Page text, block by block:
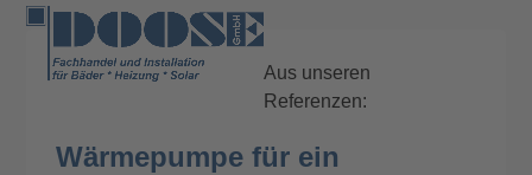
Skip
content
Open
mobile
Close
mobile
Aus unseren
Referenzen:
Wärmepumpe für ein